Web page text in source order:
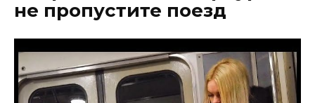
не пропустите поезд